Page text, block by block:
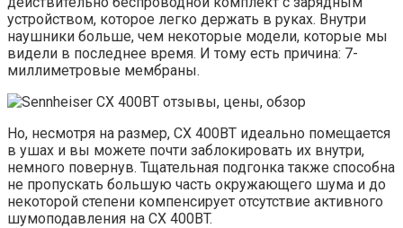
устройством, которое легко держать в руках. Внутри
наушники больше, чем некоторые модели, которые мы
видели в последнее время. И тому есть причина: 7-
миллиметровые мембраны.
Но, несмотря на размер, CX 400BT идеально помещается
в ушах и вы можете почти заблокировать их внутри,
немного повернув. Тщательная подгонка также способна
не пропускать большую часть окружающего шума и до
некоторой степени компенсирует отсутствие активного
шумоподавления на CX 400BT.